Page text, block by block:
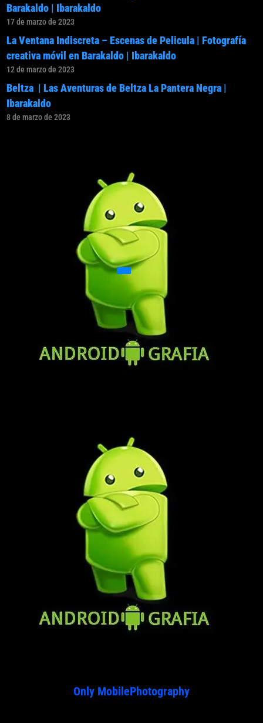
Barakaldo | Ibarakaldo
17 de marzo de 2023
La Ventana Indiscreta – Escenas de Pelicula | Fotografía
creativa móvil en Barakaldo | Ibarakaldo
12 de marzo de 2023
Beltza | Las Aventuras de Beltza La Pantera Negra |
Ibarakaldo
8 de marzo de 2023
Only MobilePhotography